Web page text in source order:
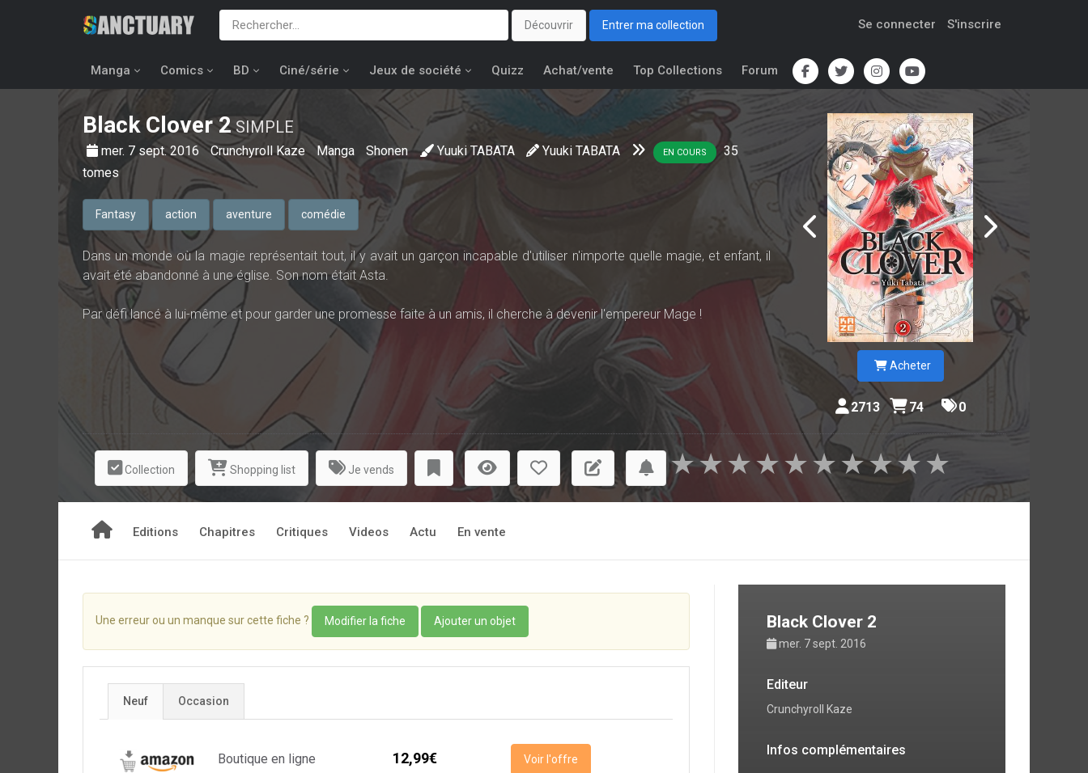
Découvrir Entrer ma collection Se connecter S'inscrire
Manga Comics BD Ciné/série Jeux de société Quizz Achat/vente Top Collections Forum
Black Clover2SIMPLE
mer. 7 sept. 2016 Crunchyroll Kaze Manga Shonen Yuuki TABATA Yuuki TABATA EN COURS
35
tomes
Fantasy action aventure comédie
Dans un monde où la magie représentait tout, il y avait un garçon incapable d'utiliser n'importe quelle magie, et enfant, il
avait été abandonné à une église. Son nom était Asta.
Par défi lancé à lui-même et pour garder une promesse faite à un amis, il cherche à devenir l'empereur Mage !
Acheter
2713 74 0
Collection Shopping list Je vends ★
★
★
★
★
★
★
★
★
★
Editions Chapitres Critiques Videos Actu En vente
Une erreur ou un manque sur cette fiche ? Modifier la fiche Ajouter un objet
Neuf Occasion
Boutique en ligne 12,99€ Voir l'offre
Black Clover 2
mer. 7 sept. 2016
Editeur
Crunchyroll Kaze
Infos complémentaires